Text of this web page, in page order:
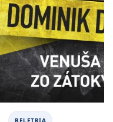
BELETRIA